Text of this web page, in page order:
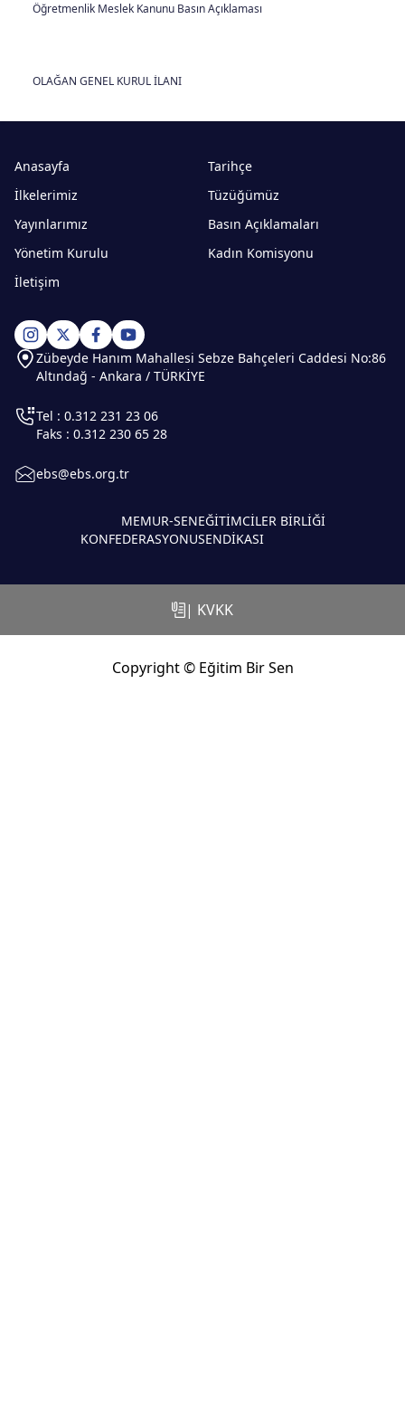
Öğretmenlik Meslek Kanunu Basın Açıklaması
OLAĞAN GENEL KURUL İLANI
Anasayfa
Tarihçe
İlkelerimiz
Tüzüğümüz
Yayınlarımız
Basın Açıklamaları
Yönetim Kurulu
Kadın Komisyonu
İletişim
MEMUR-SEN
KONFEDERASYONU
EĞİTİMCİLER BİRLİĞİ
SENDİKASI
Zübeyde Hanım Mahallesi Sebze Bahçeleri Caddesi No:86
Altındağ - Ankara / TÜRKİYE
Tel : 0.312 231 23 06
Faks : 0.312 230 65 28
ebs@ebs.org.tr
Copyright © Eğitim Bir Sen
| KVKK